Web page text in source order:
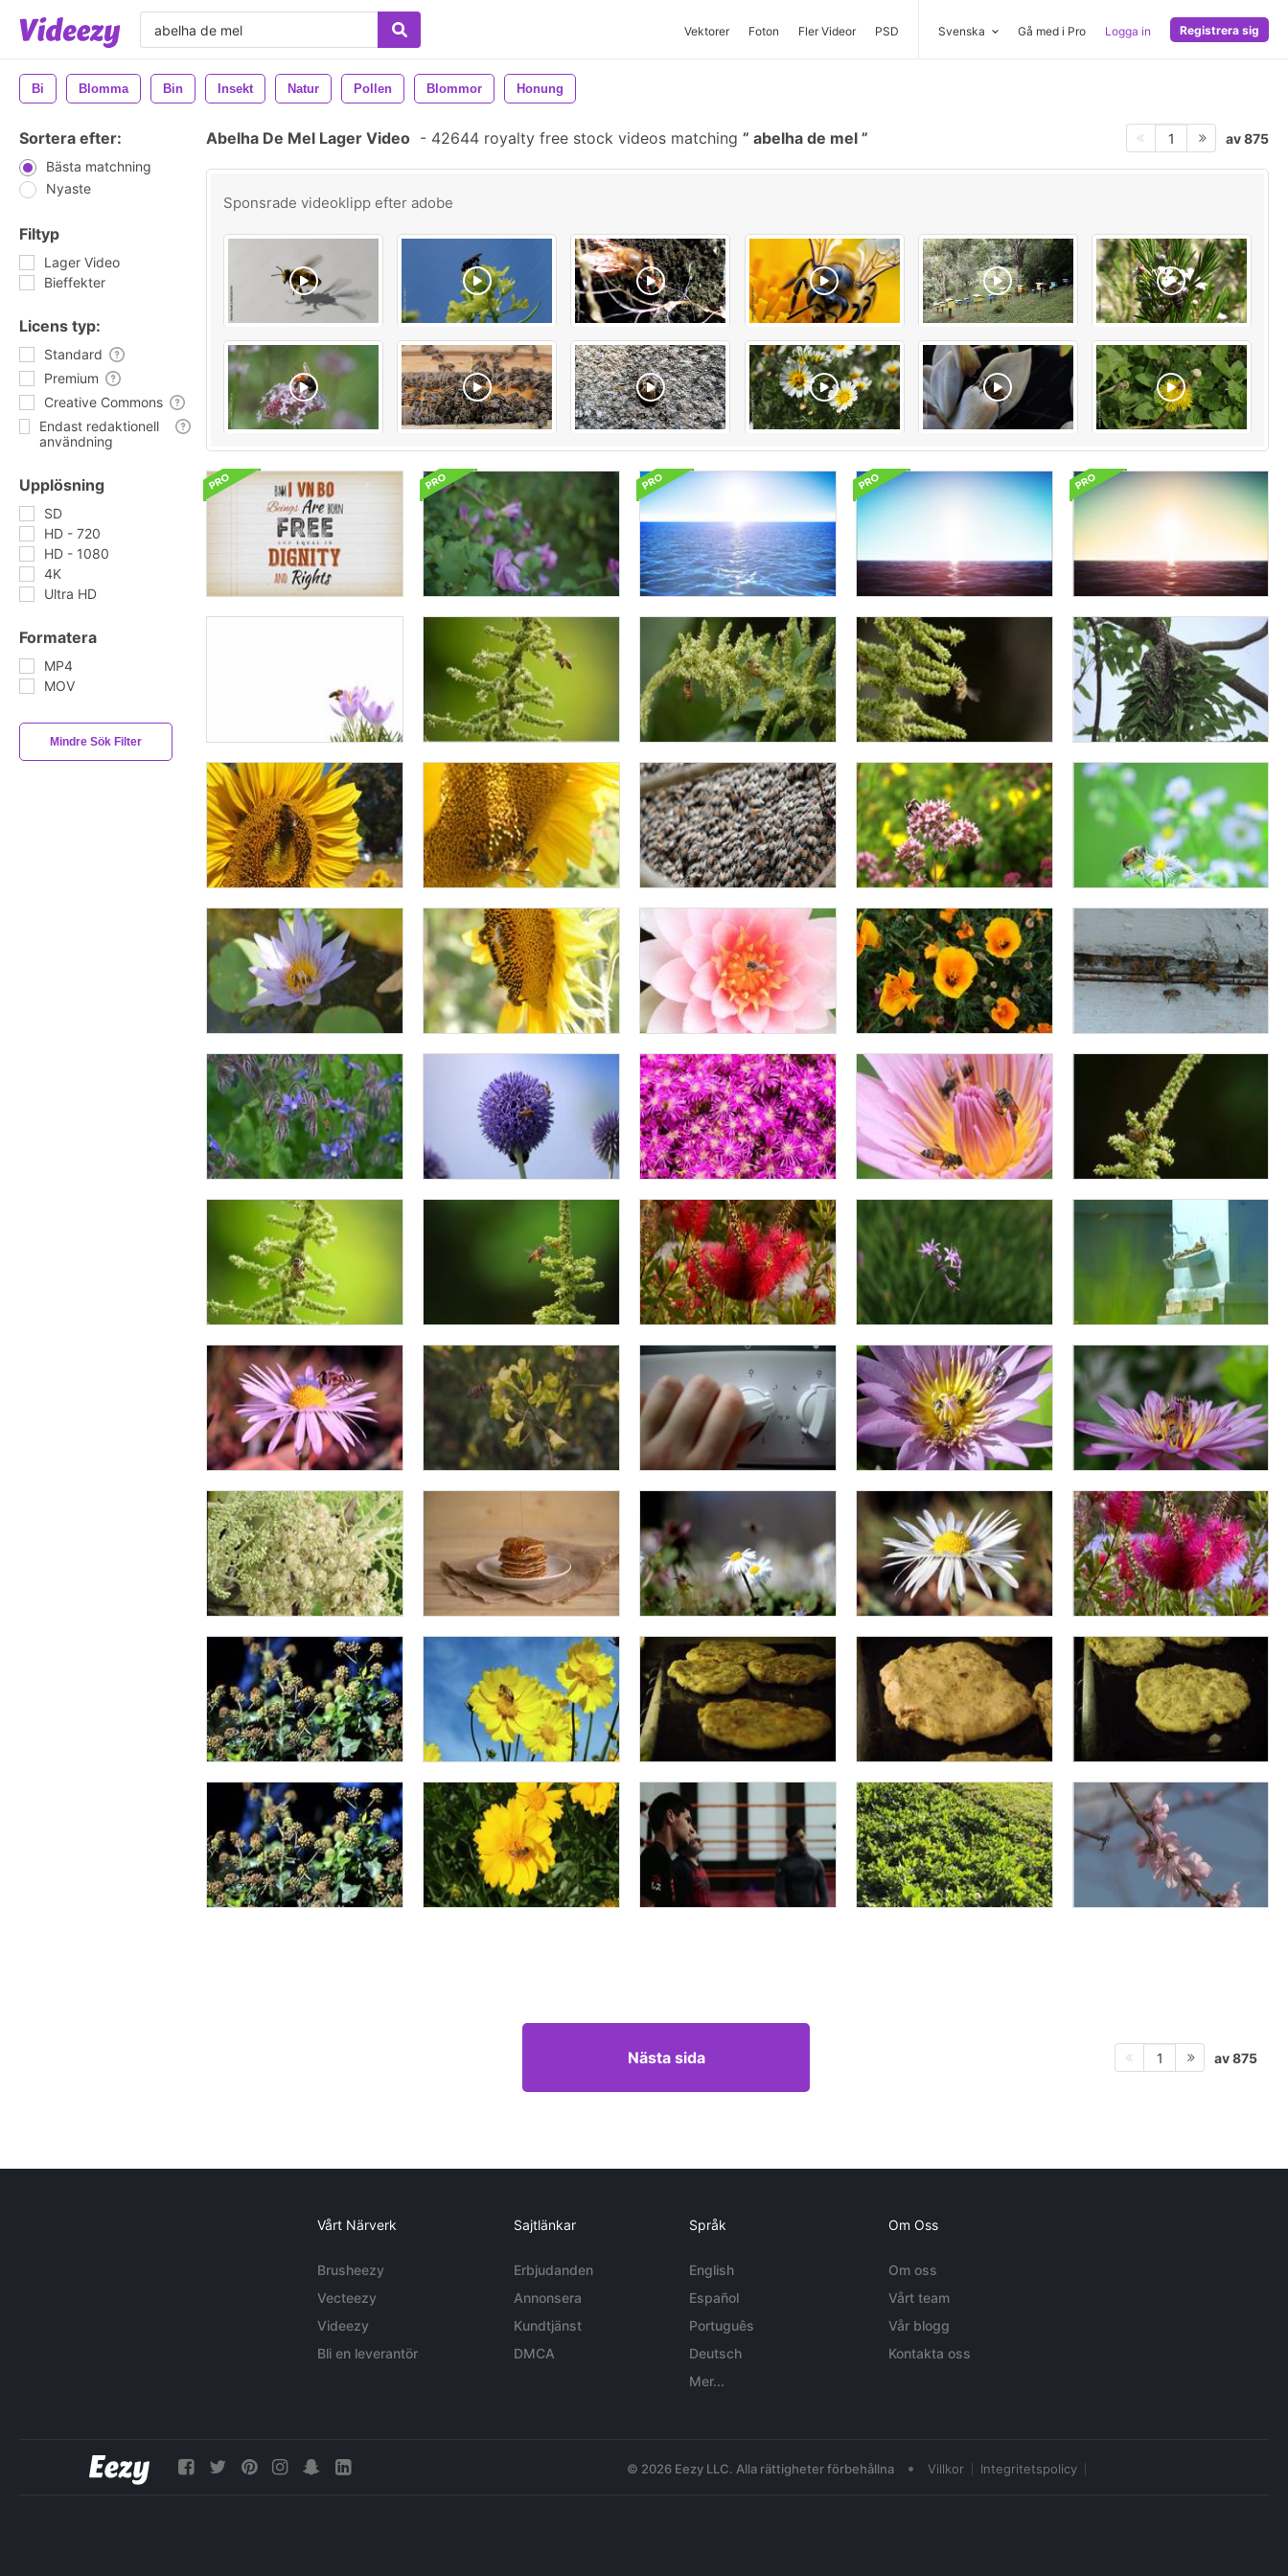
Vektorer Foton Fler Videor PSD Svenska Gå med i Pro Logga in Registrera sig
Bi Blomma Bin Insekt Natur Pollen Blommor Honung
Sortera efter:
Bästa matchning
Nyaste
Filtyp
Lager Video
Bieffekter
Licens typ:
Standard
Premium
Creative Commons
Endast redaktionell
användning
Upplösning
SD
HD - 720
HD - 1080
4K
Ultra HD
Formatera
MP4
MOV
Mindre Sök Filter
Abelha De Mel Lager Video - 42644 royalty free stock videos matching abelha de mel 1 av 875
Sponsrade videoklipp efter adobe
Nästa sida 1 av 875
Vårt Närverk
Brusheezy
Vecteezy
Videezy
Bli en leverantör
Sajtlänkar
Erbjudanden
Annonsera
Kundtjänst
DMCA
Språk
English
Español
Português
Deutsch
Mer...
Om Oss
Om oss
Vårt team
Vår blogg
Kontakta oss
© 2026 Eezy LLC. Alla rättigheter förbehållna • Villkor Integritetspolicy